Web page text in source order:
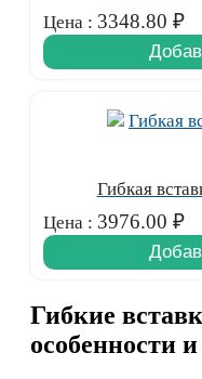
Цена : 3348.80 ₽
Гибкая
Цена : 3976.00 ₽
Гибкие
особенности